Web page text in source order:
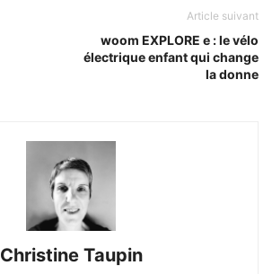
Article suivant
woom EXPLORE e : le vélo
électrique enfant qui change
la donne
Christine Taupin